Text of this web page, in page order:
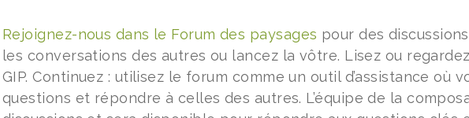
Rejoignez-nous dans le Forum des paysages pour des
les conversations des autres ou lancez la vôtre. Lisez ou
GIP. Continuez : utilisez le forum comme un outil d’assistance où
questions et répondre à celles des autres. L’équipe de la